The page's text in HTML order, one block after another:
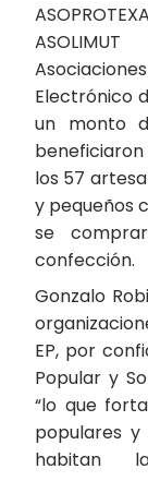
Electrónico
un monto
los 57
y pequeños
se
confección.
Gonzalo
EP, por
Popular y
“lo que
populares
habitan